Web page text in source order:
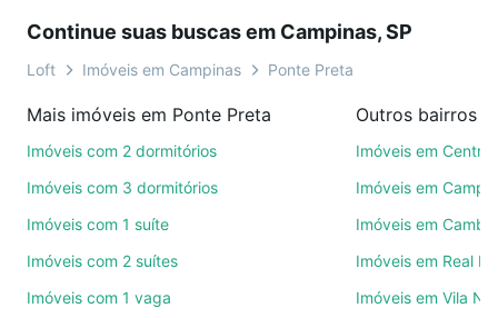
videochamada, é grátis, sem compromisso e você
ainda conta com mais de 46 mil corretores e
de imóveis.
ruas, bairros e até condomínios favoritos. Você
também pode usar os filtros como quantidade de
quartos, suítes, com ou sem vaga de garagem para
Continue suas buscas em Campinas, SP
Loft Imóveis em Campinas Ponte Preta
Mais imóveis em Ponte Preta
Imóveis com 2 dormitórios
Imóveis com 3 dormitórios
Imóveis com 1 suíte
Imóveis com 2 suítes
Imóveis com 1 vaga
Outros bairros
Imóveis em Centro
Imóveis em
Imóveis em Cambuí
Imóveis em Real
Imóveis em Vila